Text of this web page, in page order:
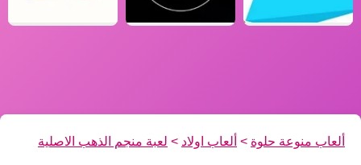
ألعاب منوعة حلوة > ألعاب اولاد > لعبة منجم الذهب الاصلية